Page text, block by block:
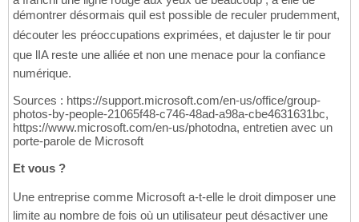
démontrer désormais quil est possible de reculer prudemment,
découter les préoccupations exprimées, et dajuster le tir pour
que lIA reste une alliée et non une menace pour la confiance
numérique.
Sources : https://support.microsoft.com/en-us/office/group-
photos-by-people-21065f48-c746-48ad-a98a-cbe4631631bc,
https://www.microsoft.com/en-us/photodna, entretien avec un
porte-parole de Microsoft
Et vous ?
Une entreprise comme Microsoft a-t-elle le droit dimposer une
limite au nombre de fois où un utilisateur peut désactiver une